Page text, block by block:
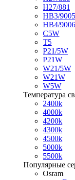
H27/881
HB3/9005
HB4/9006
C5W
T5
P21/5W
P21W
W21/5W
W21W
W5W
Температура
2400k
4000k
4200k
4300k
4500k
5000k
5500k
Популярные
Osram